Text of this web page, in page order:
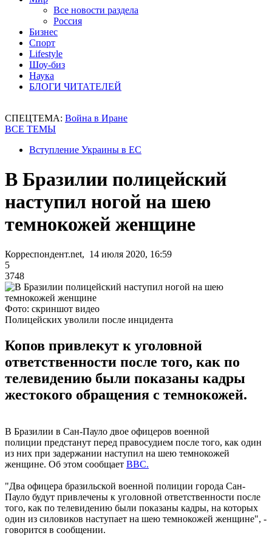
Все новости раздела
Россия
Бизнес
Спорт
Lifestyle
Шоу-биз
Наука
БЛОГИ ЧИТАТЕЛЕЙ
СПЕЦТЕМА: Война в Иране
ВСЕ ТЕМЫ
Вступление Украины в ЕС
В Бразилии полицейский
наступил ногой на шею
темнокожей женщине
Корреспондент.net, 14 июля 2020, 16:59
5
3748
Фото: скриншот видео
Полицейских уволили после инцидента
Копов привлекут к уголовной
ответственности после того, как по
телевидению были показаны кадры
жестокого обращения с темнокожей.
В Бразилии в Сан-Пауло двое офицеров военной
полиции предстанут перед правосудием после того, как один
из них при задержании наступил на шею темнокожей
женщине. Об этом сообщает BBC.
"Два офицера бразильской военной полиции города Сан-
Пауло будут привлечены к уголовной ответственности после
того, как по телевидению были показаны кадры, на которых
один из силовиков наступает на шею темнокожей женщине", -
говорится в сообщении.